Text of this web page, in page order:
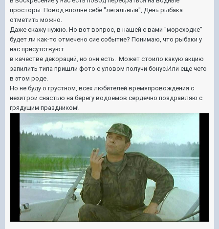
просторы. Повод вполне себе "легальный", День рыбака
отметить можно.
Даже скажу нужно. Но вот вопрос, в нашей с вами "мореходке"
будет ли как-то отмечено сие событие? Понимаю, что рыбаки у
нас присутствуют
в качестве декораций, но они есть. Может стоило какую акцию
запилить типа пришли фото с уловом получи бонус.Или еще чего
в этом роде.
Но не буду о грустном, всех любителей времяпровождения с
нехитрой снастью на берегу водоемов сердечно поздравляю с
грядущим праздником!